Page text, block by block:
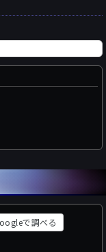
で調べる